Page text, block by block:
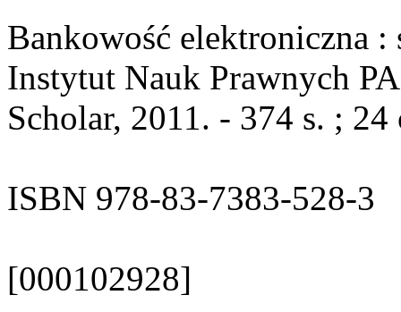
Bankowość elektroniczna
Instytut Nauk Prawnych
Scholar, 2011. - 374 s. ; 24
ISBN 978-83-7383-528-3
[000102928]